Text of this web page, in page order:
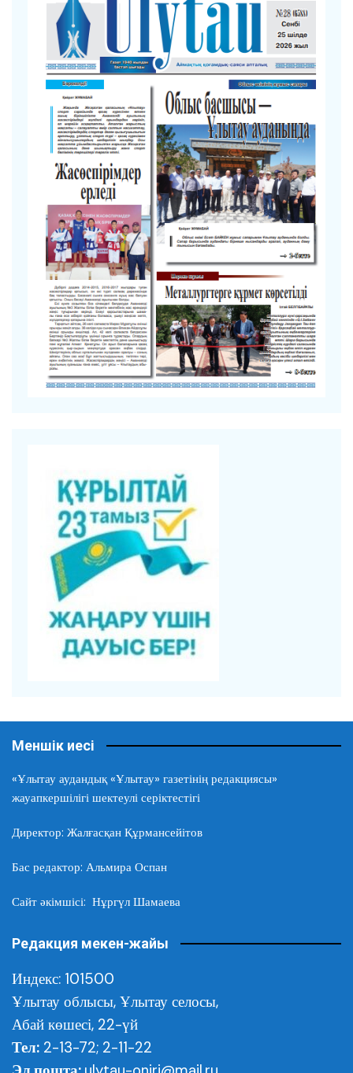
Меншік иесі
«Ұлытау аудандық «Ұлытау» газетінің редакциясы»
жауапкершілігі шектеулі серіктестігі
Директор: Жалғасқан Құрмансейітов
Бас редактор: Альмира Оспан
Сайт әкімшісі: Нұргүл Шамаева
Редакция мекен-жайы
Индекс: 101500
Ұлытау облысы, Ұлытау селосы,
Абай көшесі, 22-үй
Тел: 2-13-72; 2-11-22